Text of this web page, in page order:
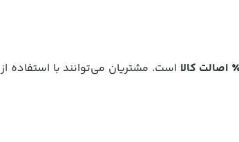
است. مشتریان می‌توانند با استفاده از